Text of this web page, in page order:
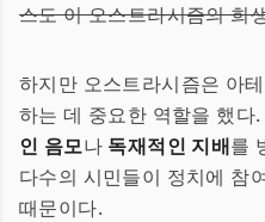
스도 이 오스트라시즘의 희
하지만 오스트라시즘은 아
하는 데 중요한 역할을 했다
인 음모나 독재적인 지배를
다수의 시민들이 정치에 참
때문이다.